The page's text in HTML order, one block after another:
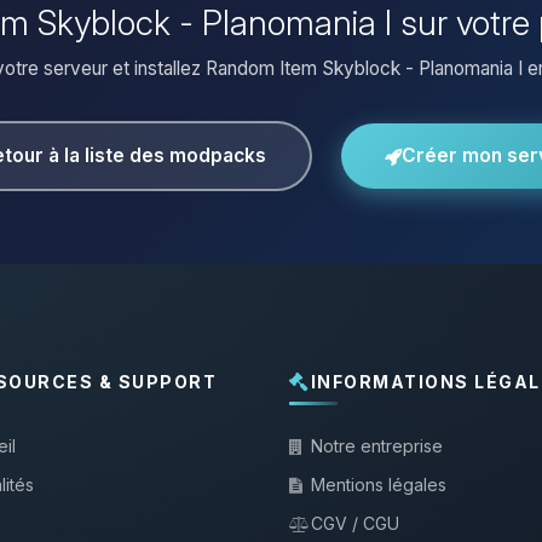
Skyblock - Planomania I sur
serveur et installez Random Item Skyblock - Planomania I
à la liste des modpacks Créer mon
& SUPPORT INFORMATIONS
Notre entreprise
Mentions légales
CGV / CGU